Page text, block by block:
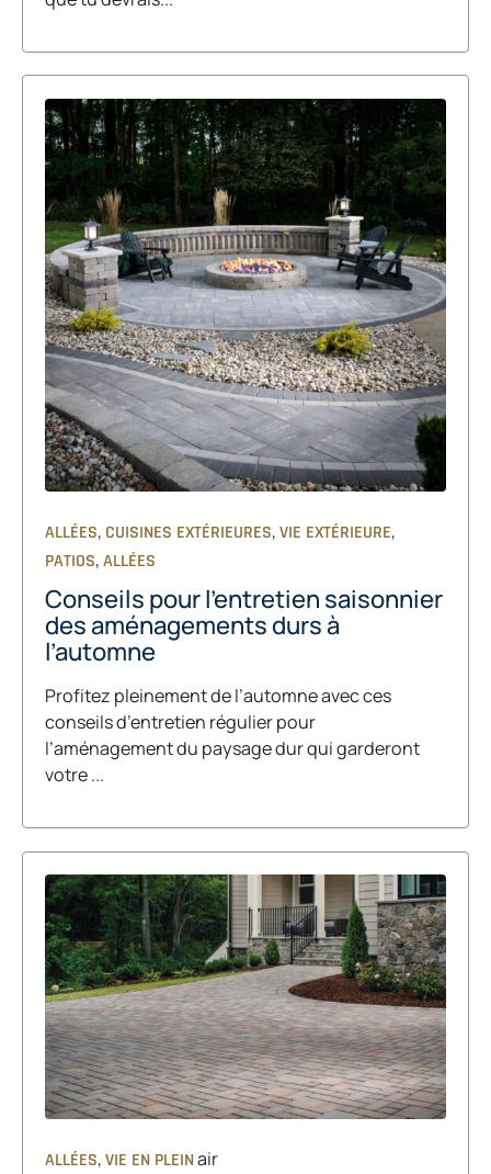
ALLÉES, CUISINES EXTÉRIEURES,VIE EXTÉRIEURE,
PATIOS,ALLÉES
Conseils pour l’entretien saisonnier
des aménagements durs à
l’automne
Profitez pleinement de l’automne avec ces
conseils d’entretien régulier pour
l’aménagement du paysage dur qui garderont
votre ...
ALLÉES,VIE EN PLEINair